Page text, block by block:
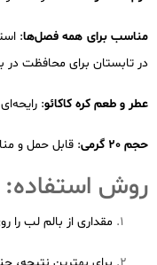
مناسب برای همه فصل‌ها:
در تابستان برای محافظت در
عطر و طعم کره کاکائو:
حجم 20 گرمی : قابل حمل و
روش استفاده:
مقداری از بالم لب